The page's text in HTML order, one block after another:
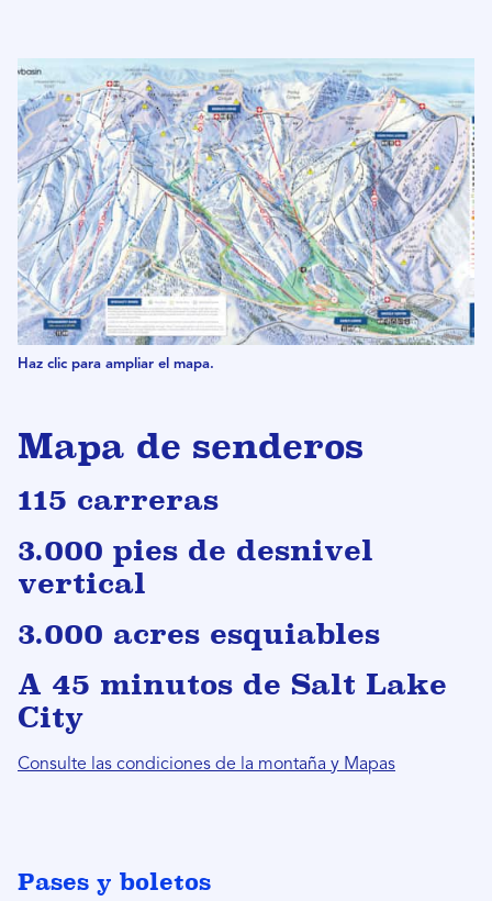
Haz clic para ampliar el mapa.
Mapa de senderos
115 carreras
3.000 pies de desnivel
vertical
3.000 acres esquiables
A 45 minutos de Salt Lake
City
Consulte las condiciones de la montaña y Mapas
Pases y boletos